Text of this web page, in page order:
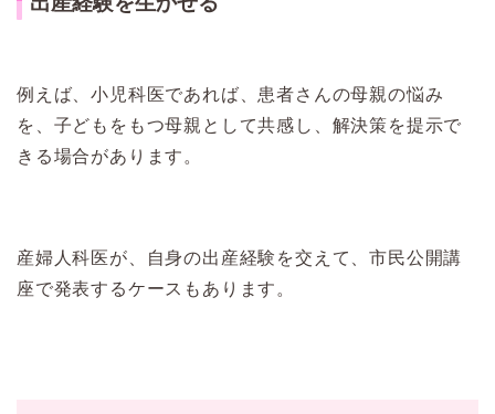
例えば、小児科医であれば、患者さんの母親の悩み
を、子どもをもつ母親として共感し、解決策を提示で
きる場合があります。
産婦人科医が、自身の出産経験を交えて、市民公開講
座で発表するケースもあります。